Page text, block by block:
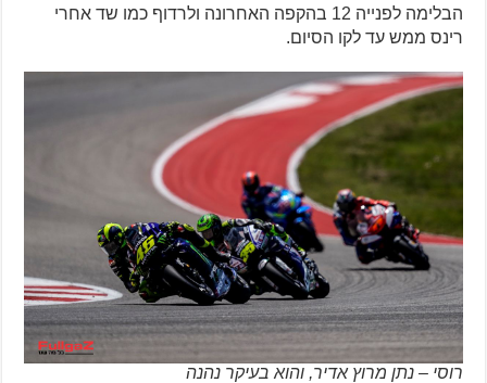
הבלימה לפנייה 12 בהקפה האחרונה ולרדוף כמו שד אחרי
רינס ממש עד לקו הסיום.
רוסי – נתן מרוץ אדיר, והוא בעיקר נהנה